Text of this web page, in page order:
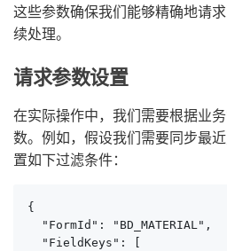
这些参数确保我们能够精确地请
续处理。
请求参数设置
在实际操作中，我们需要根据业
数。例如，假设我们需要同步最
置如下过滤条件：
{
  "FormId": "BD_MATERIAL",
  "FieldKeys": [